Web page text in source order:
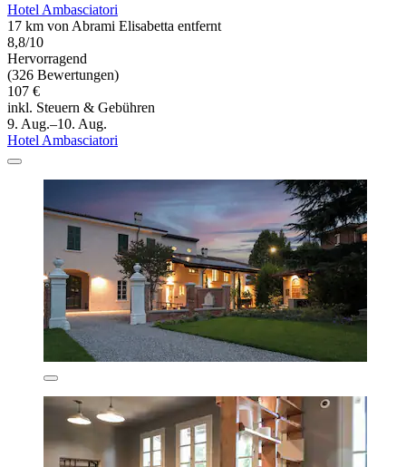
Hotel Ambasciatori
17 km von Abrami Elisabetta entfernt
8,8/10
Hervorragend
(326 Bewertungen)
107 €
inkl. Steuern & Gebühren
9. Aug.–10. Aug.
Hotel Ambasciatori